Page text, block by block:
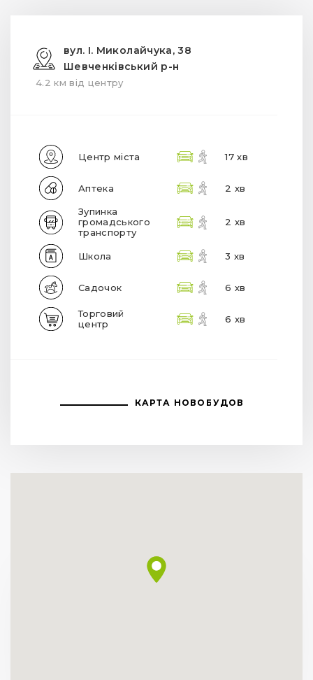
вул. І. Миколайчука, 38
Шевченківський р-н
4.2 км від центру
Центр міста 17 хв
Аптека 2 хв
Зупинка
громадського
транспорту
2 хв
Школа 3 хв
Садочок 6 хв
Торговий
центр
6 хв
КАРТА НОВОБУДОВ